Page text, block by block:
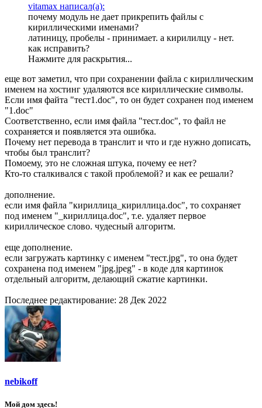
vitamax написал(а):
почему модуль не дает прикрепить файлы с
кириллическими именами?
латиницу, пробелы - принимает. а кирилилцу - нет.
как исправить?
Нажмите для раскрытия...
еще вот заметил, что при сохранении файла с кириллическим
именем на хостинг удаляются все кириллические символы.
Если имя файта "тест1.doc", то он будет сохранен под именем
"1.doc"
Соответственно, если имя файла "тест.doc", то файл не
сохраняется и появляется эта ошибка.
Почему нет перевода в транслит и что и где нужно дописать,
чтобы был транслит?
Помоему, это не сложная штука, почему ее нет?
Кто-то сталкивался с такой проблемой? и как ее решали?
дополнение.
если имя файла "кириллица_кириллица.doc", то сохраняет
под именем "_кириллица.doc", т.е. удаляет первое
кириллическое слово. чудесный алгоритм.
еще дополнение.
если загружать картинку с именем "тест.jpg", то она будет
сохранена под именем "jpg.jpeg" - в коде для картинок
отдельный алгоритм, делающий сжатие картинки.
Последнее редактирование: 28 Дек 2022
nebikoff
Мой дом здесь!